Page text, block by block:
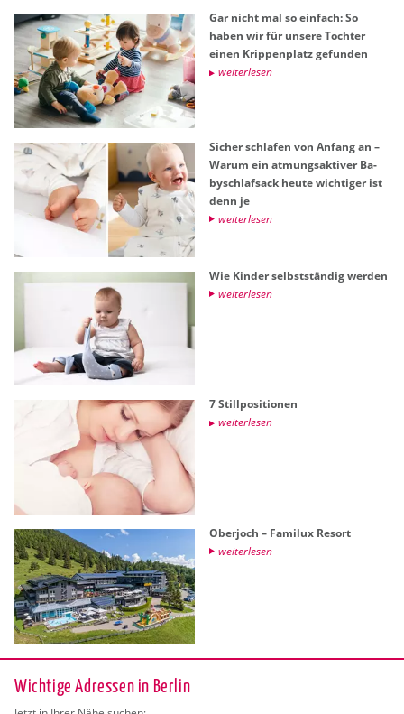
Gar nicht mal so ein­fach: So
haben wir für un­se­re Toch­ter
einen Krip­pen­platz ge­fun­den
wei­ter­le­sen
Si­cher schla­fen von An­fang an –
Warum ein at­mungs­ak­ti­ver Ba­
by­schlaf­sack heute wich­ti­ger ist
denn je
wei­ter­le­sen
Wie Kin­der selbst­stän­dig wer­den
wei­ter­le­sen
7 Still­po­si­tio­nen
wei­ter­le­sen
Ober­joch – Fa­mi­lux Re­sort
wei­ter­le­sen
Wichtige Adressen in Berlin